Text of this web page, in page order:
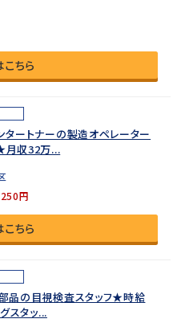
ちら
タートナーの製造オペレーター
収32万...
円
ちら
品の目視検査スタッフ★時給
スタッ...